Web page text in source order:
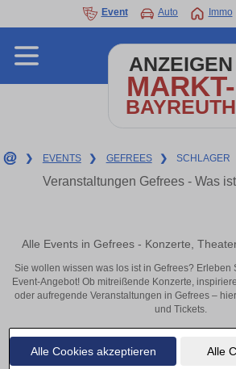
Alle Cookies akzeptieren Alle
Event Auto Immo
ANZEIGEN
MARKT-
BAYREUTH
❯ EVENTS ❯ GEFREES ❯ SCHLAGER
Veranstaltungen Gefrees - Was
Alle Events in Gefrees - Konzerte,
Sie wollen wissen was los ist in Gefrees? Erleben
Event-Angebot! Ob mitreißende Konzerte,
oder aufregende Veranstaltungen in Gefrees –
und Tickets.